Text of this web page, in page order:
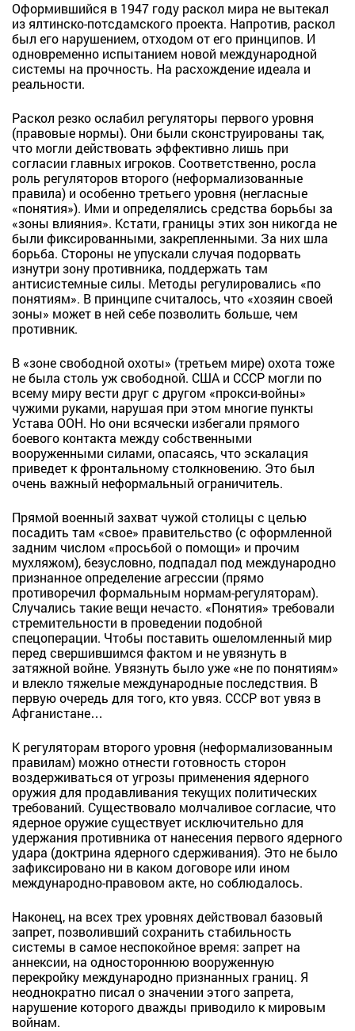
Оформившийся в 1947 году раскол мира не вытекал
из ялтинско-потсдамского проекта. Напротив, раскол
был его нарушением, отходом от его принципов. И
одновременно испытанием новой международной
системы на прочность. На расхождение идеала и
реальности.
Раскол резко ослабил регуляторы первого уровня
(правовые нормы). Они были сконструированы так,
что могли действовать эффективно лишь при
согласии главных игроков. Соответственно, росла
роль регуляторов второго (неформализованные
правила) и особенно третьего уровня (негласные
«понятия»). Ими и определялись средства борьбы за
«зоны влияния». Кстати, границы этих зон никогда не
были фиксированными, закрепленными. За них шла
борьба. Стороны не упускали случая подорвать
изнутри зону противника, поддержать там
антисистемные силы. Методы регулировались «по
понятиям». В принципе считалось, что «хозяин своей
зоны» может в ней себе позволить больше, чем
противник.
В «зоне свободной охоты» (третьем мире) охота тоже
не была столь уж свободной. США и СССР могли по
всему миру вести друг с другом «прокси-войны»
чужими руками, нарушая при этом многие пункты
Устава ООН. Но они всячески избегали прямого
боевого контакта между собственными
вооруженными силами, опасаясь, что эскалация
приведет к фронтальному столкновению. Это был
очень важный неформальный ограничитель.
Прямой военный захват чужой столицы с целью
посадить там «свое» правительство (с оформленной
задним числом «просьбой о помощи» и прочим
мухляжом), безусловно, подпадал под международно
признанное определение агрессии (прямо
противоречил формальным нормам-регуляторам).
Случались такие вещи нечасто. «Понятия» требовали
стремительности в проведении подобной
спецоперации. Чтобы поставить ошеломленный мир
перед свершившимся фактом и не увязнуть в
затяжной войне. Увязнуть было уже «не по понятиям»
и влекло тяжелые международные последствия. В
первую очередь для того, кто увяз. СССР вот увяз в
Афганистане…
К регуляторам второго уровня (неформализованным
правилам) можно отнести готовность сторон
воздерживаться от угрозы применения ядерного
оружия для продавливания текущих политических
требований. Существовало молчаливое согласие, что
ядерное оружие существует исключительно для
удержания противника от нанесения первого ядерного
удара (доктрина ядерного сдерживания). Это не было
зафиксировано ни в каком договоре или ином
международно-правовом акте, но соблюдалось.
Наконец, на всех трех уровнях действовал базовый
запрет, позволивший сохранить стабильность
системы в самое неспокойное время: запрет на
аннексии, на одностороннюю вооруженную
перекройку международно признанных границ. Я
неоднократно писал о значении этого запрета,
нарушение которого дважды приводило к мировым
войнам.